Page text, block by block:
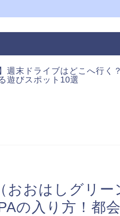
週末ドライブはどこへ行く
遊びスポット10選
おおはしグリー
の入り方！都